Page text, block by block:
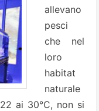
allevano
pesci
che nel
loro
habitat
naturale
ai 30°C, non si